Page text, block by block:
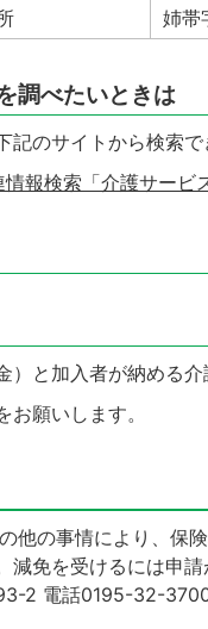
姉帯
調べたいときは
のサイトから検索で
報検索「介護サービ
と加入者が納める介
願いします。
他の事情により、保
減免を受けるには申
2 電話0195-32-3700